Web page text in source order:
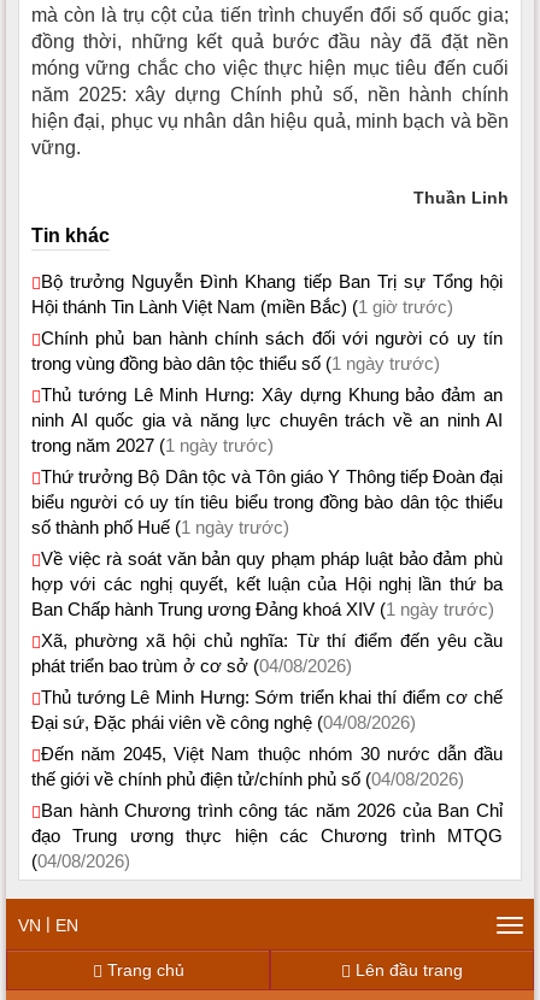
mà còn là trụ cột của tiến trình chuyển đổi số quốc gia;
đồng thời, những kết quả bước đầu này đã đặt nền
móng vững chắc cho việc thực hiện mục tiêu đến cuối
năm 2025: xây dựng Chính phủ số, nền hành chính
hiện đại, phục vụ nhân dân hiệu quả, minh bạch và bền
vững.
Thuần Linh
Tin khác
Bộ trưởng Nguyễn Đình Khang tiếp Ban Trị sự Tổng hội
Hội thánh Tin Lành Việt Nam (miền Bắc) (1 giờ trước)
Chính phủ ban hành chính sách đối với người có uy tín
trong vùng đồng bào dân tộc thiểu số (1 ngày trước)
Thủ tướng Lê Minh Hưng: Xây dựng Khung bảo đảm an
ninh AI quốc gia và năng lực chuyên trách về an ninh AI
trong năm 2027 (1 ngày trước)
Thứ trưởng Bộ Dân tộc và Tôn giáo Y Thông tiếp Đoàn đại
biểu người có uy tín tiêu biểu trong đồng bào dân tộc thiểu
số thành phố Huế (1 ngày trước)
Về việc rà soát văn bản quy phạm pháp luật bảo đảm phù
hợp với các nghị quyết, kết luận của Hội nghị lần thứ ba
Ban Chấp hành Trung ương Đảng khoá XIV (1 ngày trước)
Xã, phường xã hội chủ nghĩa: Từ thí điểm đến yêu cầu
phát triển bao trùm ở cơ sở (04/08/2026)
Thủ tướng Lê Minh Hưng: Sớm triển khai thí điểm cơ chế
Đại sứ, Đặc phái viên về công nghệ (04/08/2026)
Đến năm 2045, Việt Nam thuộc nhóm 30 nước dẫn đầu
thế giới về chính phủ điện tử/chính phủ số (04/08/2026)
Ban hành Chương trình công tác năm 2026 của Ban Chỉ
đạo Trung ương thực hiện các Chương trình MTQG
(04/08/2026)
VN | EN
Trang chủ
Lên đầu trang